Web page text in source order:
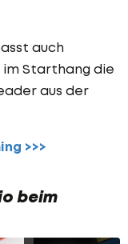
auch
im Starthang die
aus der
>>>
beim